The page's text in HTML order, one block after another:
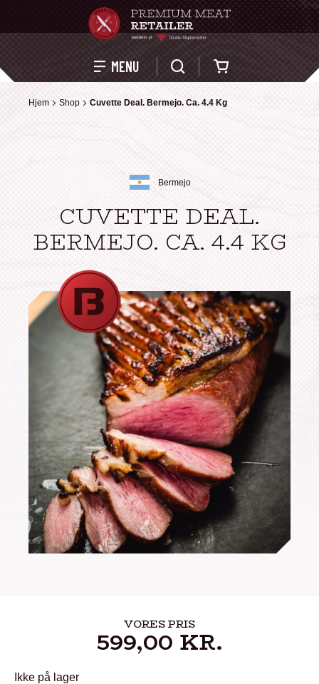
MENU
Hjem Shop Cuvette Deal. Bermejo. Ca. 4.4 Kg
Hjem Shop Cuvette Deal. Bermejo. Ca. 4.4 Kg
Bermejo
CUVETTE DEAL.
BERMEJO. CA. 4.4 KG
VORES PRIS
599,00 KR.
Ikke på lager